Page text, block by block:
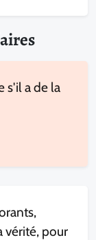
s'il a de la
vérité, pour